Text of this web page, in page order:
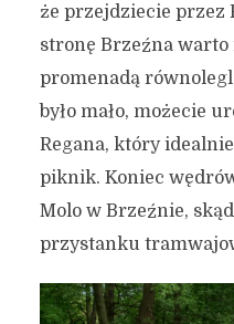
że przejdziecie przez
stronę Brzeźna
promenadą
było mało, możecie
Regana, który
piknik. Koniec
Molo w Brzeźnie,
przystanku